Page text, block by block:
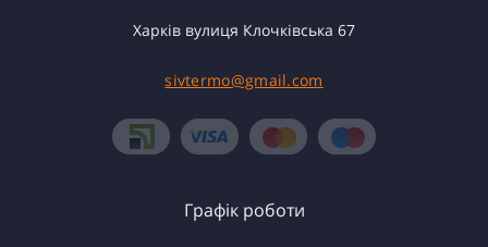
Харків вулиця Клочківська 67
sivtermo@gmail.com
Графік роботи